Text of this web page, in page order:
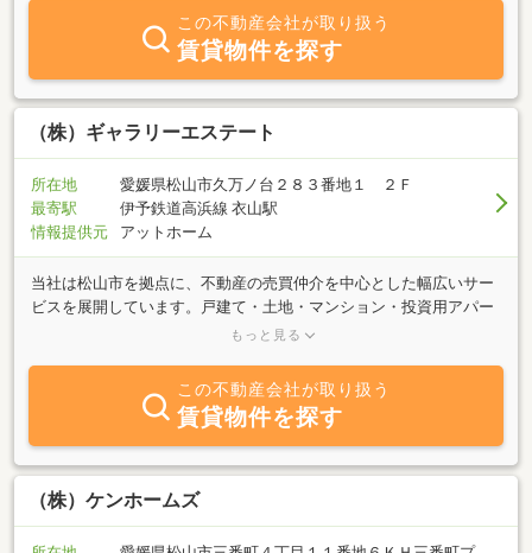
業内容◆ ・不動産の売買仲介 ・賃貸借の仲介 ・営業用什器備
品の売買 ・不動産及び賃貸借に関する無料相談 ・損害保険、生
命保険の取扱い業務
この不動産会社が取り扱う
賃貸物件を探す
（株）ギャラリーエステート
所在地
愛媛県松山市久万ノ台２８３番地１ ２Ｆ
最寄駅
伊予鉄道高浜線 衣山駅
情報提供元
アットホーム
当社は松山市を拠点に、不動産の売買仲介を中心とした幅広いサー
ビスを展開しています。戸建て・土地・マンション・投資用アパー
トなど、多彩な物件に対応しており、エリアに縛られず柔軟なご提
を中心に、ニーズに合った物件をご紹介しています。また、提携す
る建築士に新築やリフォームについてご相談いただける体制も整え
ており、住まいや資産の活用についてワンストップでサポート可能
です。不動産を「売りたい」「活用したい」とお考えの方は、まず
はお気軽にお問い合わせください。
もっと見る
この不動産会社が取り扱う
賃貸物件を探す
（株）ケンホームズ